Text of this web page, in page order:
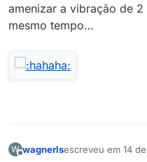
amenizar a vibração de
mesmo tempo…
W wagnerlsescreveu em 14
última edição por